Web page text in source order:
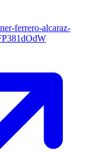
ferrero-alcaraz-